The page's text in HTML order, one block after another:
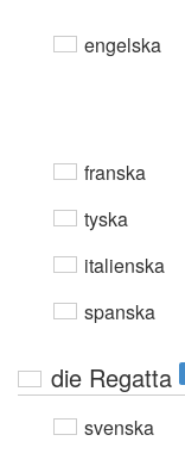
engelska
franska
tyska
italienska
spanska
die Regatta
svenska